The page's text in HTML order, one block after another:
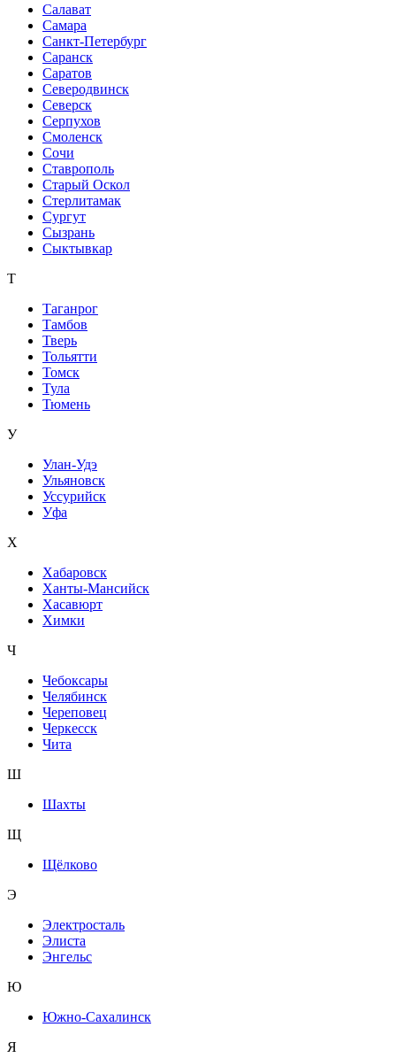
Салават
Самара
Санкт-Петербург
Саранск
Саратов
Северодвинск
Северск
Серпухов
Смоленск
Сочи
Ставрополь
Старый Оскол
Стерлитамак
Сургут
Сызрань
Сыктывкар
Т
Таганрог
Тамбов
Тверь
Тольятти
Томск
Тула
Тюмень
У
Улан-Удэ
Ульяновск
Уссурийск
Уфа
Х
Хабаровск
Ханты-Мансийск
Хасавюрт
Химки
Ч
Чебоксары
Челябинск
Череповец
Черкесск
Чита
Ш
Шахты
Щ
Щёлково
Э
Электросталь
Элиста
Энгельс
Ю
Южно-Сахалинск
Я